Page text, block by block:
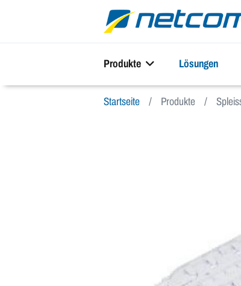
Produkte Lösungen
Startseite Produkte